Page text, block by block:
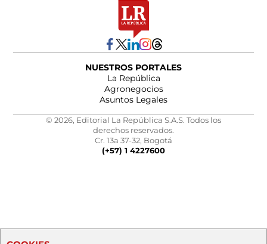
NUESTROS PORTALES
La República
Agronegocios
Asuntos Legales
© 2026, Editorial La República S.A.S. Todos los
derechos reservados.
Cr. 13a 37-32, Bogotá
(+57) 1 4227600